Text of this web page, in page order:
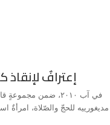
إعترافٌ
في آب ٢٠١٠، ضمن
مديغورييه للحجّ والصّلاة،